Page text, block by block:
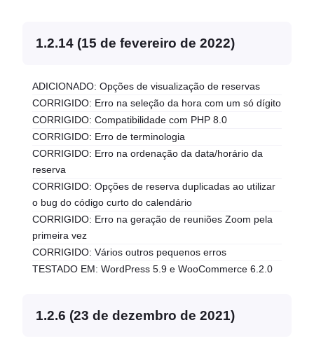
1.2.14 (15 de fevereiro de 2022)
ADICIONADO: Opções de visualização de reservas
CORRIGIDO: Erro na seleção da hora com um só dígito
CORRIGIDO: Compatibilidade com PHP 8.0
CORRIGIDO: Erro de terminologia
CORRIGIDO: Erro na ordenação da data/horário da
reserva
CORRIGIDO: Opções de reserva duplicadas ao utilizar
o bug do código curto do calendário
CORRIGIDO: Erro na geração de reuniões Zoom pela
primeira vez
CORRIGIDO: Vários outros pequenos erros
TESTADO EM: WordPress 5.9 e WooCommerce 6.2.0
1.2.6 (23 de dezembro de 2021)